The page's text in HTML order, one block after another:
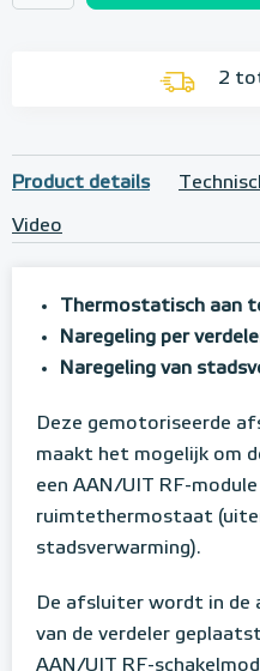
2
Product details
Video
Thermostatisch aan
Naregeling per
Naregeling van
Deze gemotoriseerde
maakt het mogelijk om
een AAN/UIT RF-
ruimtethermostaat
stadsverwarming).
De afsluiter wordt in de
van de verdeler
AAN/UIT RF-